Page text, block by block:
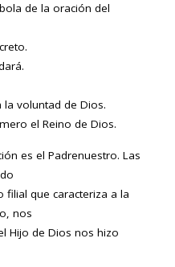
de la oración del
la voluntad de Dios.
el Reino de Dios.
es el Padrenuestro. Las
filial que caracteriza a la
nos
Hijo de Dios nos hizo